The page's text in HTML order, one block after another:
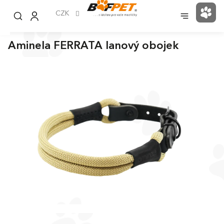
CZK
Aminela FERRATA lanový obojek